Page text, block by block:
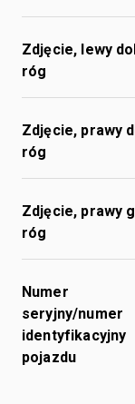
Zdjęcie, lewy
róg
Zdjęcie, prawy
róg
Zdjęcie, prawy
róg
Numer
seryjny/numer
identyfikacyjny
pojazdu